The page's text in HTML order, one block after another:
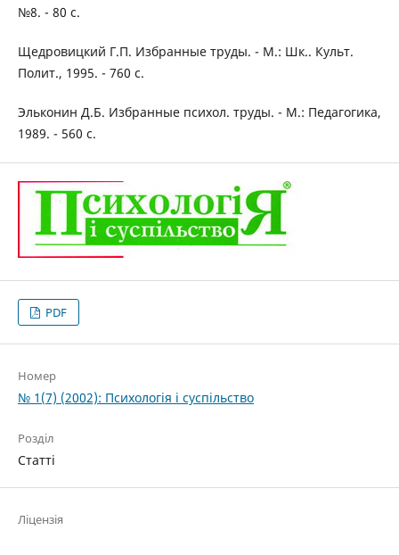
№8. - 80 с.
Щедровицкий Г.П. Избранные труды. - М.: Шк.. Культ.
Полит., 1995. - 760 с.
Эльконин Д.Б. Избранные психол. труды. - М.: Педагогика,
1989. - 560 с.
PDF
Номер
№ 1(7) (2002): Психологія і суспільство
Розділ
Статті
Ліцензія